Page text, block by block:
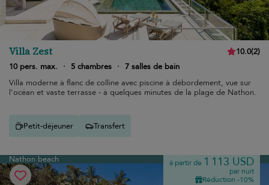
Villa Zest 10.0(2)
10 pers. max.
· 5 chambres · 7 salles de bain
Villa moderne à flanc de colline avec piscine à débordement, vue sur
l'océan et vaste terrasse - à quelques minutes de la plage de Nathon.
Petit-déjeuner Transfert
Nathon beach à partir de 1 113 USD
par nuit
Réduction -10%